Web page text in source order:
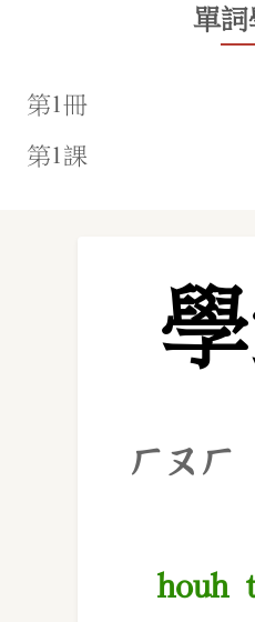
單
ㄏㄡㄏ
houh